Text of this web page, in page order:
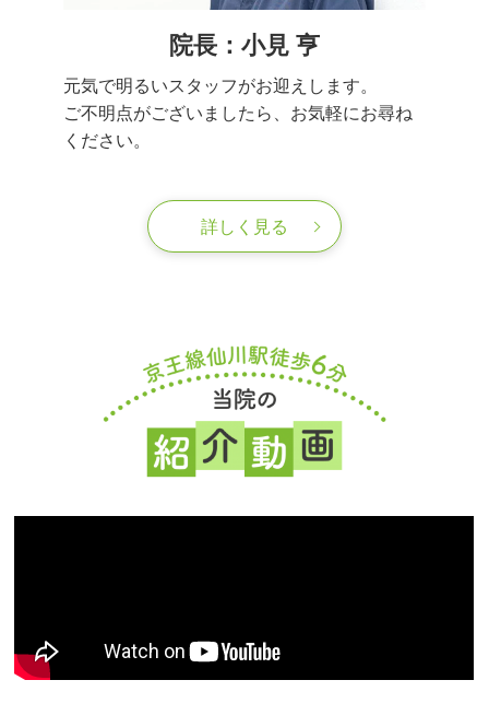
院長：小見 亨
元気で明るいスタッフがお迎えします。
ご不明点がございましたら、お気軽にお尋ね
ください。
詳しく見る